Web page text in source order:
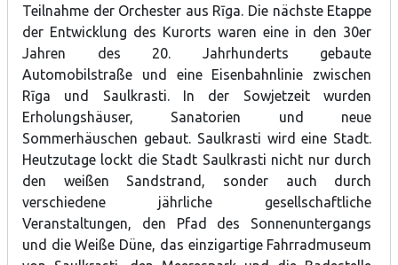
Teilnahme der Orchester aus Rīga. Die nächste Etappe
der Entwicklung des Kurorts waren eine in den 30er
Jahren des 20. Jahrhunderts gebaute
Automobilstraße und eine Eisenbahnlinie zwischen
Rīga und Saulkrasti. In der Sowjetzeit wurden
Erholungshäuser, Sanatorien und neue
Sommerhäuschen gebaut. Saulkrasti wird eine Stadt.
Heutzutage lockt die Stadt Saulkrasti nicht nur durch
den weißen Sandstrand, sonder auch durch
verschiedene jährliche gesellschaftliche
Veranstaltungen, den Pfad des Sonnenuntergangs
und die Weiße Düne, das einzigartige Fahrradmuseum